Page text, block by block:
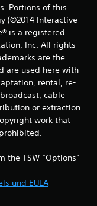
t
u
n
g
e
n
Portions of this
(©2014 Interactive
is a registered
Inc. All rights
are the
are used here with
rental, re-
cable
or extraction
work that
the TSW “Options”
und EULA